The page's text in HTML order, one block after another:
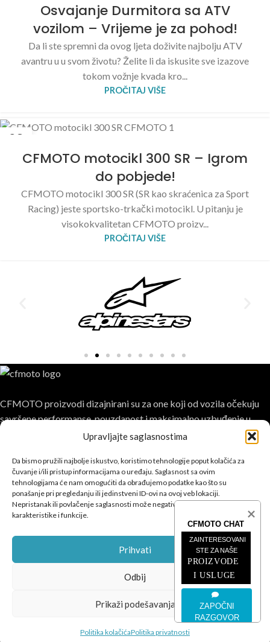
Upravljajte saglasnostima
Da bismo pružili najbolje iskustvo, koristimo tehnologije poput kolačića za
čuvanje i/ili pristup informacijama o uređaju. Saglasnost sa ovim
tehnologijama će nam omogućiti da obrađujemo podatke kao što su
ponašanje pri pregledanju ili jedinstveni ID-ovi na ovoj veb lokaciji.
Nepristanak ili povlačenje saglasnosti može negativno uticati na određene
karakteristike i funkcije.
Prihvati
Odbij
Prikaži podešavanja
Politika kolačićaPolitika privatnosti
Osvajanje Durmitora sa ATV
vozilom – Vrijeme je za pohod!
Da li ste spremni da ovog ljeta doživite najbolju ATV
avantru u u svom životu? Želite li da iskusite sve izazove
tokom vožnje kvada kro...
PROČITAJ VIŠE
28
CFMOTO motocikl 300 SR – Igrom
do pobjede!
CFMOTO motocikl 300 SR (SR kao skraćenica za Sport
Racing) jeste sportsko-trkački motocikl. U pitanju je
visokokvalitetan CFMOTO proizv...
PROČITAJ VIŠE
CFMOTO proizvodi dizajnirani su za one koji od vozila očekuju
savršene performanse, pouzdanost i maksimalno uzbuđenje u
POSLJEDNJE SA BLOGA
ČETVEROTOČKAŠI
© 2026 SEO Team.
CFMOTO CHAT
ZAINTERESOVANI
STE ZA NAŠE
ZAPOČNI
RAZGOVOR
PROIZVODE
I USLUGE